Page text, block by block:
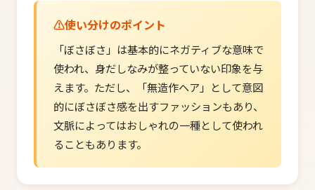
使い分けのポイント
「ぼさぼさ」は基本的にネガティブな意味で
使われ、身だしなみが整っていない印象を与
えます。ただし、「無造作ヘア」として意図
的にぼさぼさ感を出すファッションもあり、
文脈によってはおしゃれの一種として使われ
ることもあります。